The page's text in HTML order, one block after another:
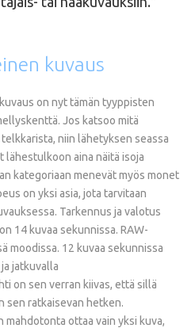
kuvaus
on nyt tämän tyyppisten
Jos katsoo mitä
niin lähetyksen seassa
aina näitä isoja
kategoriaan menevät myös monet
on yksi asia, jota tarvitaan
Tarkennus ja valotus
14 kuvaa sekunnissa. RAW-
moodissa. 12 kuvaa sekunnissa
jatkuvalla
on sen verran kiivas, että sillä
sen ratkaisevan hetken.
mahdotonta ottaa vain yksi kuva,